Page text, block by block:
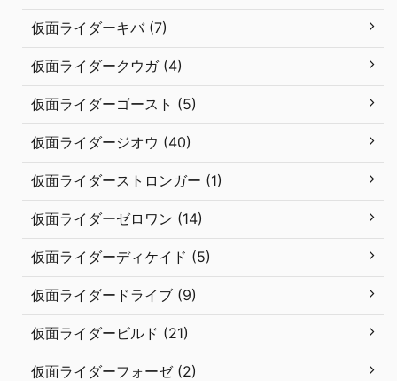
仮面ライダーキバ (7)
仮面ライダークウガ (4)
仮面ライダーゴースト (5)
仮面ライダージオウ (40)
仮面ライダーストロンガー (1)
仮面ライダーゼロワン (14)
仮面ライダーディケイド (5)
仮面ライダードライブ (9)
仮面ライダービルド (21)
仮面ライダーフォーゼ (2)